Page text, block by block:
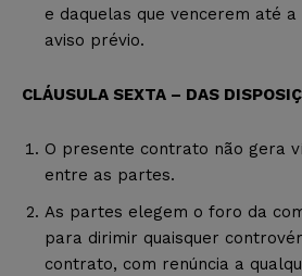
e daquelas que vencerem até
aviso prévio.
CLÁUSULA SEXTA – DAS
O presente contrato não gera
entre as partes.
As partes elegem o foro da
para dirimir quaisquer
contrato, com renúncia a